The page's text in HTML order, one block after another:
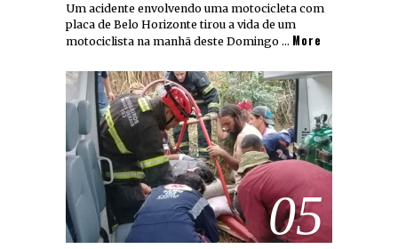
Um acidente envolvendo uma motocicleta com
placa de Belo Horizonte tirou a vida de um
motociclista na manhã deste Domingo … More
05